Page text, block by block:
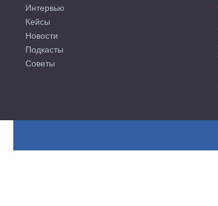
Интервью
Кейсы
Новости
Подкасты
Советы